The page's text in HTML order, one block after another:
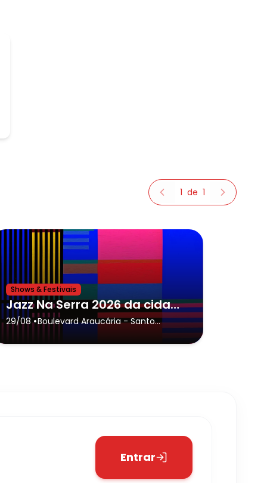
1 de 1
Shows & Festivais
Jazz Na Serra 2026 da cidade de Santo Antônio do Pinhal,Banda Black Rio
29/08 •Boulevard Araucária- Santo
Entrar